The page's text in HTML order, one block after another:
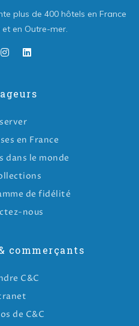
plus de 400 hôtels en France
en Outre-mer.
en France
dans le monde
de fidélité
nous
commerçants
C&C
de C&C